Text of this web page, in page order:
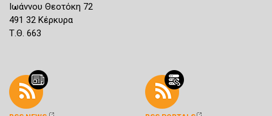
Ιωάννου Θεοτόκη 72
491 32 Κέρκυρα
Τ.Θ. 663